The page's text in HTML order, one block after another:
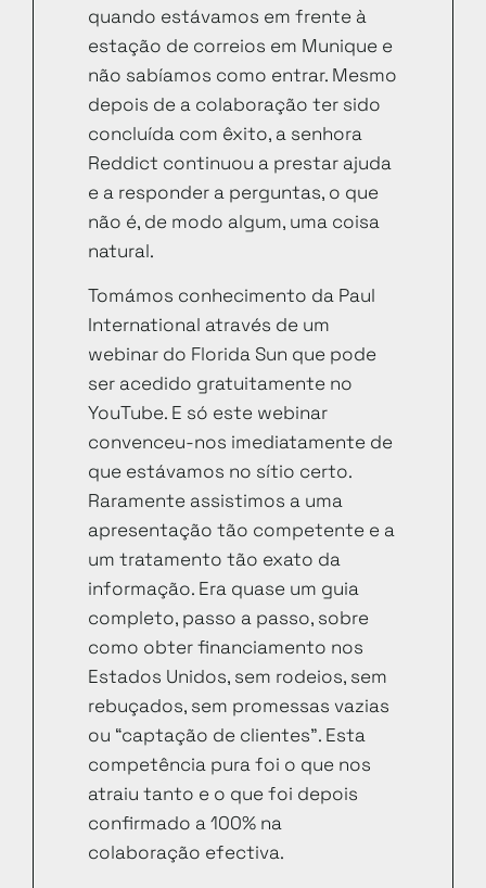
quando estávamos em frente à
estação de correios em Munique e
não sabíamos como entrar. Mesmo
depois de a colaboração ter sido
concluída com êxito, a senhora
Reddict continuou a prestar ajuda
e a responder a perguntas, o que
não é, de modo algum, uma coisa
natural.
Tomámos conhecimento da Paul
International através de um
webinar do Florida Sun que pode
ser acedido gratuitamente no
YouTube. E só este webinar
convenceu-nos imediatamente de
que estávamos no sítio certo.
Raramente assistimos a uma
apresentação tão competente e a
um tratamento tão exato da
informação. Era quase um guia
completo, passo a passo, sobre
como obter financiamento nos
Estados Unidos, sem rodeios, sem
rebuçados, sem promessas vazias
ou “captação de clientes”. Esta
competência pura foi o que nos
atraiu tanto e o que foi depois
confirmado a 100% na
colaboração efectiva.